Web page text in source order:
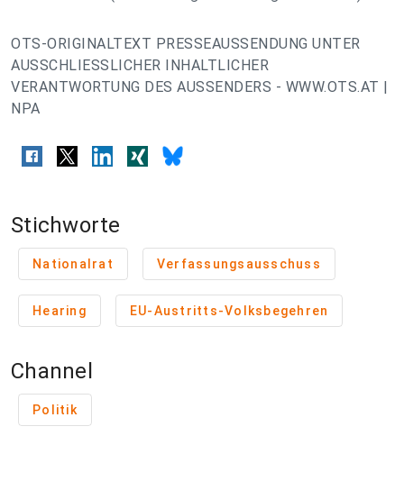
OTS-ORIGINALTEXT PRESSEAUSSENDUNG UNTER
AUSSCHLIESSLICHER INHALTLICHER
VERANTWORTUNG DES AUSSENDERS - WWW.OTS.AT |
NPA
Stichworte
Nationalrat Verfassungsausschuss
Hearing EU-Austritts-Volksbegehren
Channel
Politik